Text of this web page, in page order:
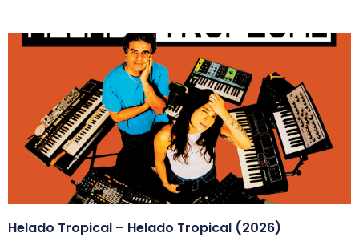
Helado Tropical – Helado Tropical (2026)